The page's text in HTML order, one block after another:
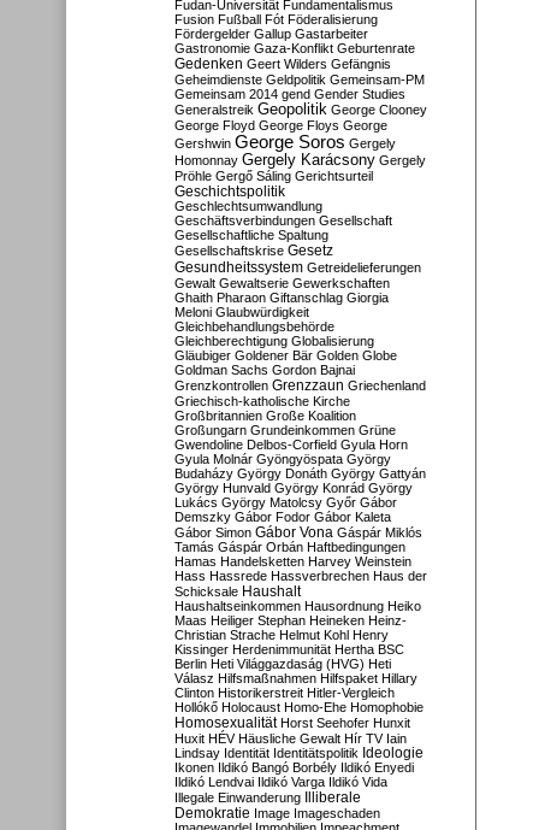
Fudan-Universität Fundamentalismus
Fusion Fußball Fót Föderalisierung
Fördergelder Gallup Gastarbeiter
Gastronomie Gaza-Konflikt Geburtenrate
Gedenken Geert Wilders Gefängnis
Geheimdienste Geldpolitik Gemeinsam-PM
Gemeinsam 2014 gend Gender Studies
Generalstreik Geopolitik George Clooney
George Floyd George Floys George
Gershwin George Soros Gergely
Homonnay Gergely Karácsony Gergely
Pröhle Gergő Sáling Gerichtsurteil
Geschichtspolitik
Geschlechtsumwandlung
Geschäftsverbindungen Gesellschaft
Gesellschaftliche Spaltung
Gesellschaftskrise Gesetz
Gesundheitssystem Getreidelieferungen
Gewalt Gewaltserie Gewerkschaften
Ghaith Pharaon Giftanschlag Giorgia
Meloni Glaubwürdigkeit
Gleichbehandlungsbehörde
Gleichberechtigung Globalisierung
Gläubiger Goldener Bär Golden Globe
Goldman Sachs Gordon Bajnai
Grenzkontrollen Grenzzaun Griechenland
Griechisch-katholische Kirche
Großbritannien Große Koalition
Großungarn Grundeinkommen Grüne
Gwendoline Delbos-Corfield Gyula Horn
Gyula Molnár Gyöngyöspata György
Budaházy György Donáth György Gattyán
György Hunvald György Konrád György
Lukács György Matolcsy Győr Gábor
Demszky Gábor Fodor Gábor Kaleta
Gábor Simon Gábor Vona Gáspár Miklós
Tamás Gáspár Orbán Haftbedingungen
Hamas Handelsketten Harvey Weinstein
Hass Hassrede Hassverbrechen Haus der
Schicksale Haushalt
Haushaltseinkommen Hausordnung Heiko
Maas Heiliger Stephan Heineken Heinz-
Christian Strache Helmut Kohl Henry
Kissinger Herdenimmunität Hertha BSC
Berlin Heti Világgazdaság (HVG) Heti
Válasz Hilfsmaßnahmen Hilfspaket Hillary
Clinton Historikerstreit Hitler-Vergleich
Hollókő Holocaust Homo-Ehe Homophobie
Homosexualität Horst Seehofer Hunxit
Huxit HÉV Häusliche Gewalt Hír TV Iain
Lindsay Identität Identitätspolitik Ideologie
Ikonen Ildikó Bangó Borbély Ildikó Enyedi
Ildikó Lendvai Ildikó Varga Ildikó Vida
Illegale Einwanderung Illiberale
Demokratie Image Imageschaden